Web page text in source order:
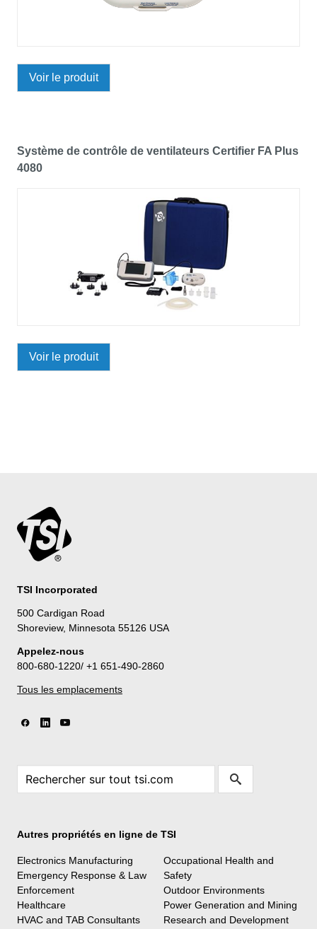
Voir le produit
Système de contrôle de ventilateurs Certifier FA Plus
4080
Voir le produit
TSI Incorporated
500 Cardigan Road
Shoreview, Minnesota 55126 USA
Appelez-nous
800-680-1220/ +1 651-490-2860
Tous les emplacements
Autres propriétés en ligne de TSI
Electronics Manufacturing
Emergency Response & Law
Enforcement
Healthcare
HVAC and TAB Consultants
Occupational Health and
Safety
Outdoor Environments
Power Generation and Mining
Research and Development